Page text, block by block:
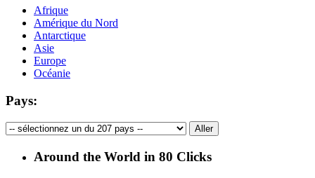
Afrique
Amérique du Nord
Antarctique
Asie
Europe
Océanie
Pays:
Around the World in 80 Clicks